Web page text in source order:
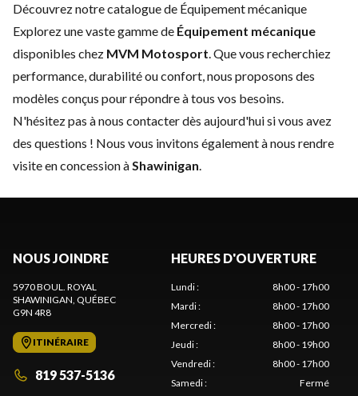
Découvrez notre catalogue de Équipement mécanique
Explorez une vaste gamme de Équipement mécanique
disponibles chez MVM Motosport. Que vous recherchiez
performance, durabilité ou confort, nous proposons des
modèles conçus pour répondre à tous vos besoins.
N'hésitez pas ànous contacterdès aujourd'hui si vous avez
des questions ! Nous vous invitons également à nous rendre
visite en concession àShawinigan.
NOUS JOINDRE
5970 BOUL. ROYAL
SHAWINIGAN, QUÉBEC
G9N 4R8
ITINÉRAIRE
819 537-5136
HEURES D'OUVERTURE
Lundi:
8h00 - 17h00
Mardi:
8h00 - 17h00
Mercredi:
8h00 - 17h00
Jeudi:
8h00 - 19h00
Vendredi:
8h00 - 17h00
Samedi: Fermé